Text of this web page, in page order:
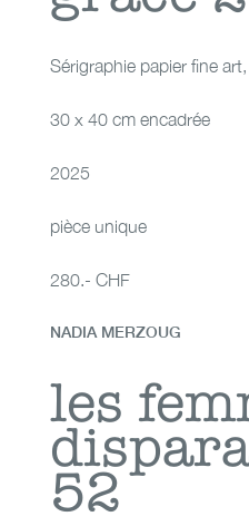
Sérigraphie papier fine art,
30 x 40 cm encadrée
2025
pièce unique
280.- CHF
les
NADIA MERZOUG
les
52